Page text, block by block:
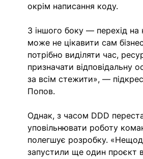
окрім написання коду.
З іншого боку — перехід на
може не цікавити сам
потрібно виділяти час,
призначати відповідальну
за всім стежити», —
Попов.
Однак, з часом DDD
уповільнювати роботу
полегшує розробку.
запустили ще один проєкт